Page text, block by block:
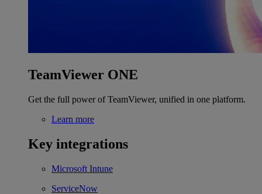
TeamViewer ONE
Get the full power of TeamViewer, unified in one platform.
Learn more
Key integrations
Microsoft Intune
ServiceNow